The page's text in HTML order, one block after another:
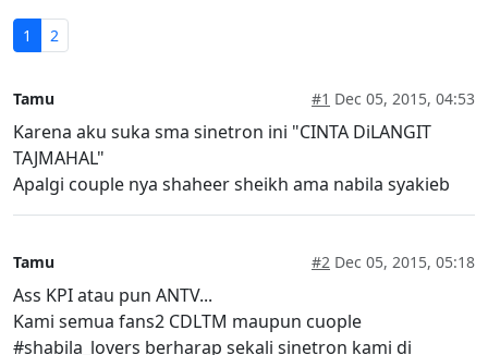
1 2
Tamu #1 Dec 05, 2015, 04:53
Karena aku suka sma sinetron ini "CINTA DiLANGIT
TAJMAHAL"
Apalgi couple nya shaheer sheikh ama nabila syakieb
Tamu #2 Dec 05, 2015, 05:18
Ass KPI atau pun ANTV...
Kami semua fans2 CDLTM maupun cuople
#shabila_lovers berharap sekali sinetron kami di